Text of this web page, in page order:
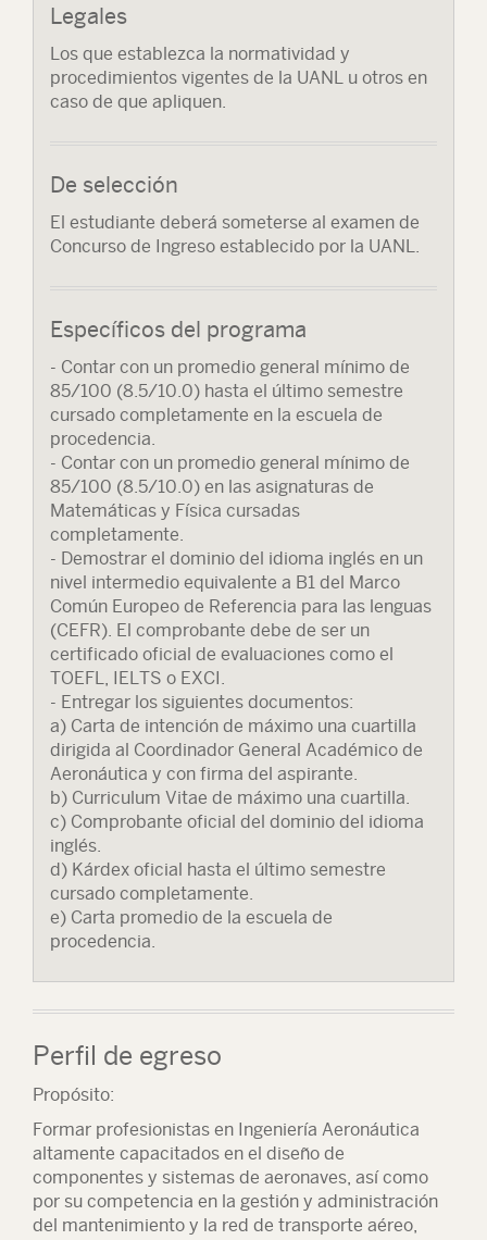
Legales
Los que establezca la normatividad y
procedimientos vigentes de la UANL u otros en
caso de que apliquen.
De selección
El estudiante deberá someterse al examen de
Concurso de Ingreso establecido por la UANL.
Específicos del programa
- Contar con un promedio general mínimo de
85/100 (8.5/10.0) hasta el último semestre
cursado completamente en la escuela de
procedencia.
- Contar con un promedio general mínimo de
85/100 (8.5/10.0) en las asignaturas de
Matemáticas y Física cursadas
completamente.
- Demostrar el dominio del idioma inglés en un
nivel intermedio equivalente a B1 del Marco
Común Europeo de Referencia para las lenguas
(CEFR). El comprobante debe de ser un
certificado oficial de evaluaciones como el
TOEFL, IELTS o EXCI.
- Entregar los siguientes documentos:
a) Carta de intención de máximo una cuartilla
dirigida al Coordinador General Académico de
Aeronáutica y con firma del aspirante.
b) Curriculum Vitae de máximo una cuartilla.
c) Comprobante oficial del dominio del idioma
inglés.
d) Kárdex oficial hasta el último semestre
cursado completamente.
e) Carta promedio de la escuela de
procedencia.
Perfil de egreso
Propósito:
Formar profesionistas en Ingeniería Aeronáutica
altamente capacitados en el diseño de
componentes y sistemas de aeronaves, así como
por su competencia en la gestión y administración
del mantenimiento y la red de transporte aéreo,